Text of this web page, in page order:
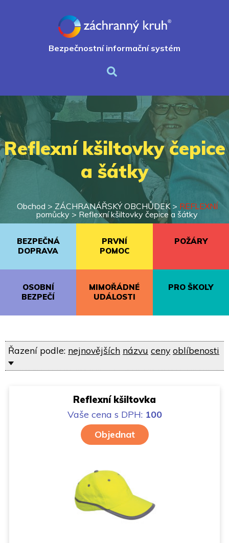
Bezpečnostní informační systém
Reflexní kšiltovky čepice
a šátky
Obchod > ZÁCHRANÁŘSKÝ OBCHŮDEK> REFLEXNÍ
pomůcky > Reflexní kšiltovky čepice a šátky
BEZPEČNÁ
DOPRAVA
PRVNÍ
POMOC
POŽÁRY
OSOBNÍ
BEZPEČÍ
MIMOŘÁDNÉ
UDÁLOSTI
PRO ŠKOLY
Řazení podle: nejnovějších názvu ceny oblíbenosti
Reflexní kšiltovka
Vaše cena s DPH: 100
Objednat